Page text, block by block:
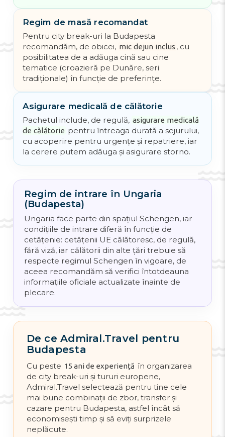
Regim de masă recomandat
Pentru city break-uri la Budapesta
recomandăm, de obicei, mic dejun inclus , cu
posibilitatea de a adăuga cină sau cine
tematice (croazieră pe Dunăre, seri
tradiționale) în funcție de preferințe.
Asigurare medicală de călătorie
Pachetul include, de regulă, asigurare medicală
de călătorie pentru întreaga durată a sejurului,
cu acoperire pentru urgențe și repatriere, iar
la cerere putem adăuga și asigurare storno.
Regim de intrare în Ungaria
(Budapesta)
Ungaria face parte din spațiul Schengen, iar
condițiile de intrare diferă în funcție de
cetățenie: cetățenii UE călătoresc, de regulă,
fără viză, iar călătorii din alte țări trebuie să
respecte regimul Schengen în vigoare, de
aceea recomandăm să verifici întotdeauna
informațiile oficiale actualizate înainte de
plecare.
De ce Admiral.Travel pentru
Budapesta
Cu peste 15 ani de experiență în organizarea
de city break-uri și tururi europene,
Admiral.Travel selectează pentru tine cele
mai bune combinații de zbor, transfer și
cazare pentru Budapesta, astfel încât să
economisești timp și să eviți surprizele
neplăcute.